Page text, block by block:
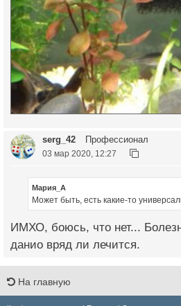
serg_42 Профессионал
03 мар 2020, 12:27
Мария_А
Может быть, есть какие-то
ИМХО, боюсь, что нет...
данио вряд ли лечится.
На главную